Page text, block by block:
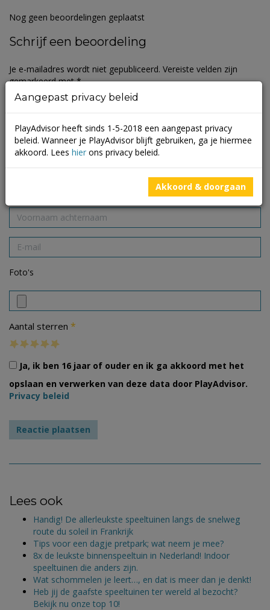
Nog geen beoordelingen geplaatst
Schrijf een beoordeling
Je e-mailadres wordt niet gepubliceerd. Vereiste velden zijn
gemarkeerd met*
Foto's
Aantal sterren *
Ja, ik ben 16 jaar of ouder en ik ga akkoord met het
opslaan en verwerken van deze data door PlayAdvisor.
Privacy beleid
Lees ook
Handig! De allerleukste speeltuinen langs de snelweg
route du soleil in Frankrijk
Tips voor een dagje pretpark; wat neem je mee?
8x de leukste binnenspeeltuin in Nederland! Indoor
speeltuinen die anders zijn.
Wat schommelen je leert…, en dat is meer dan je denkt!
Heb jij de gaafste speeltuinen ter wereld al bezocht?
Bekijk nu onze top 10!
Aangepast privacy beleid
PlayAdvisor heeft sinds 1-5-2018 een aangepast privacy
beleid. Wanneer je PlayAdvisor blijft gebruiken, ga je hiermee
akkoord. Lees hier ons privacy beleid.
Akkoord & doorgaan